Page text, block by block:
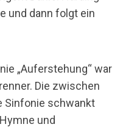
und dann folgt ein
„Auferstehung“ war
Die zwischen
Sinfonie schwankt
und